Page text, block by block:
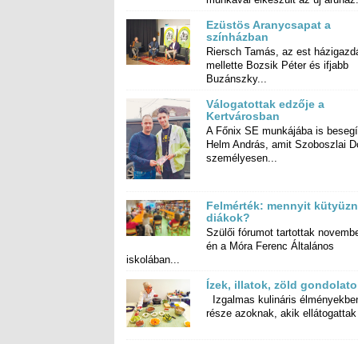
Ezüstös Aranycsapat a
színházban
Riersch Tamás, az est
mellette Bozsik Péter és
Buzánszky...
Válogatottak edzője a
Kertvárosban
A Főnix SE munkájába is
Helm András, amit Szoboszlai
személyesen...
Felmérték: mennyit
diákok?
Szülői fórumot tartottak
én a Móra Ferenc
iskolában...
Ízek, illatok, zöld
Izgalmas kulináris
része azoknak, akik